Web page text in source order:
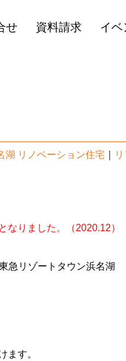
せ 資料請求 イベ
湖 リノベーション住宅
なりました。（2020.12）
急リゾートタウン浜名湖
ます。